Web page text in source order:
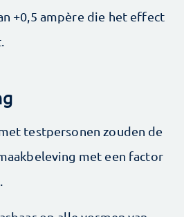
+0,5 ampère die het effect
testpersonen zouden de
met een factor